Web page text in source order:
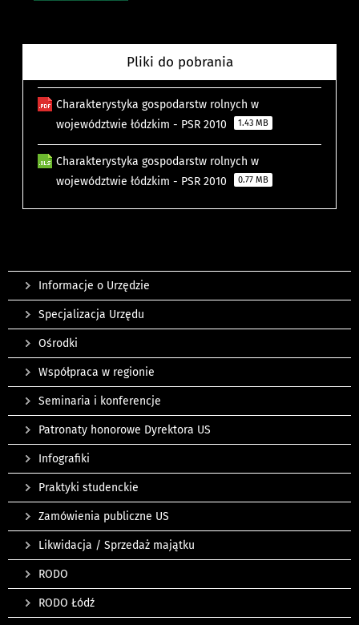
Pliki do pobrania
Charakterystyka gospodarstw rolnych w
województwie łódzkim - PSR 2010
1.43 MB
Charakterystyka gospodarstw rolnych w
województwie łódzkim - PSR 2010
0.77 MB
Informacje o Urzędzie
Specjalizacja Urzędu
Ośrodki
Współpraca w regionie
Seminaria i konferencje
Patronaty honorowe Dyrektora US
Infografiki
Praktyki studenckie
Zamówienia publiczne US
Likwidacja / Sprzedaż majątku
RODO
RODO Łódź